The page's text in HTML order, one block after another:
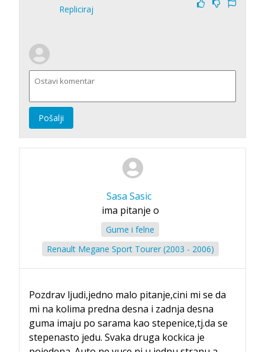
Repliciraj
Pošalji
Sasa Sasic
ima pitanje o
Gume i felne
Renault Megane Sport Tourer (2003 - 2006)
Pozdrav ljudi,jedno malo pitanje,cini mi se da
mi na kolima predna desna i zadnja desna
guma imaju po sarama kao stepenice,tj.da se
stepenasto jedu. Svaka druga kockica je